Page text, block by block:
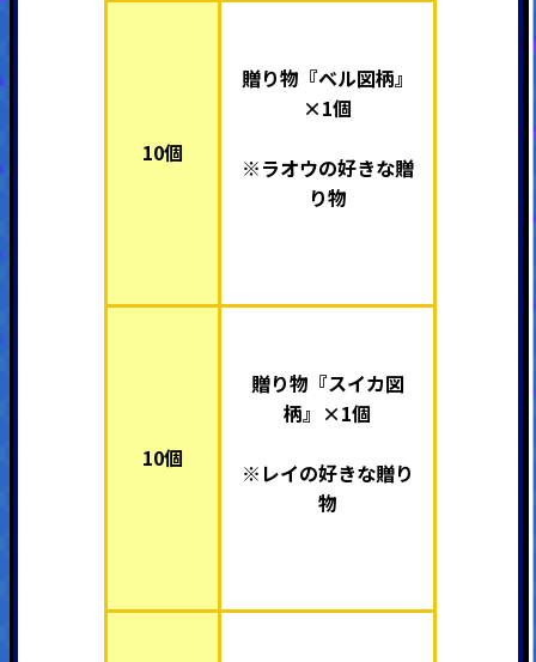
10個
贈り物『ベル図柄』
×1個
※ラオウの好きな贈
り物
10個
贈り物『スイカ図
柄』×1個
※レイの好きな贈り
物